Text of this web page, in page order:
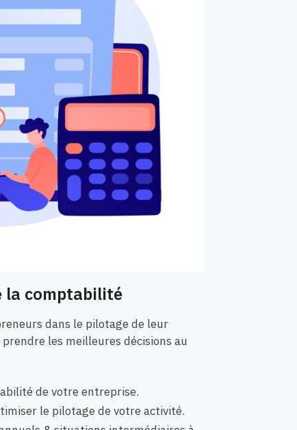
la comptabilité
dans le pilotage de leur
les meilleures décisions au
de votre entreprise.
le pilotage de votre activité.